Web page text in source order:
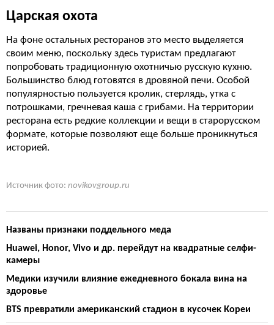
Царская охота
На фоне остальных ресторанов это место выделяется
своим меню, поскольку здесь туристам предлагают
попробовать традиционную охотничью русскую кухню.
Большинство блюд готовятся в дровяной печи. Особой
популярностью пользуется кролик, стерлядь, утка с
потрошками, гречневая каша с грибами. На территории
ресторана есть редкие коллекции и вещи в старорусском
формате, которые позволяют еще больше проникнуться
историей.
Источник фото: novikovgroup.ru
Названы признаки поддельного меда
Huawei, Honor, Vivo и др. перейдут на квадратные селфи-
камеры
Медики изучили влияние ежедневного бокала вина на
здоровье
BTS превратили американский стадион в кусочек Кореи